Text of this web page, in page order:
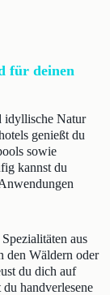
für deinen
idyllische Natur
genießt du
sowie
kannst du
aus
den Wäldern oder
du dich auf
handverlesene